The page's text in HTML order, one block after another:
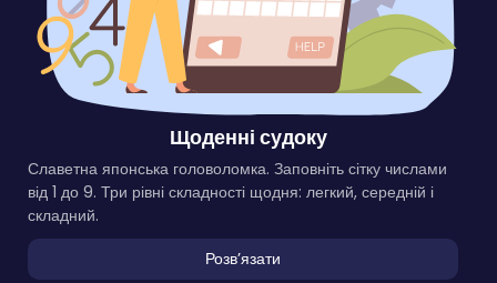
Щоденні судоку
Славетна японська головоломка. Заповніть сітку числами
від 1 до 9. Три рівні складності щодня: легкий, середній і
складний.
Розвʼязати